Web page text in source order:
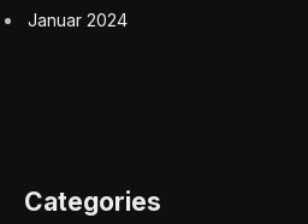
Januar 2024
Categories